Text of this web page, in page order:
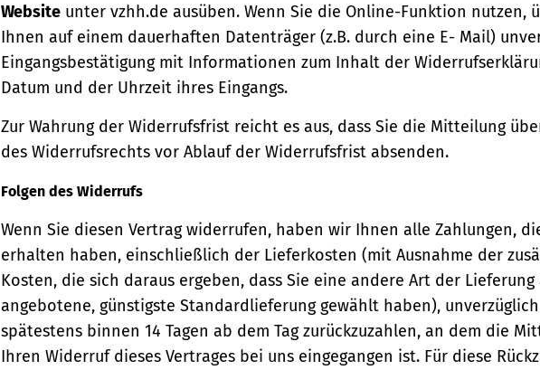
Website unter vzhh.de ausüben. Wenn Sie die Online-Funktion nutzen,
Ihnen auf einem dauerhaften Datenträger (z.B. durch eine E- Mail)
Eingangsbestätigung mit Informationen zum Inhalt der
Datum und der Uhrzeit ihres Eingangs.
Zur Wahrung der Widerrufsfrist reicht es aus, dass Sie die Mitteilung
des Widerrufsrechts vor Ablauf der Widerrufsfrist absenden.
Folgen des Widerrufs
Wenn Sie diesen Vertrag widerrufen, haben wir Ihnen alle Zahlungen,
erhalten haben, einschließlich der Lieferkosten (mit Ausnahme der
Kosten, die sich daraus ergeben, dass Sie eine andere Art der
angebotene, günstigste Standardlieferung gewählt haben),
spätestens binnen 14 Tagen ab dem Tag zurückzuzahlen, an dem die
Ihren Widerruf dieses Vertrages bei uns eingegangen ist. Für diese